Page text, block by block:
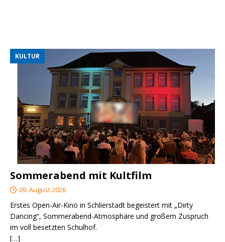
KULTUR
Sommerabend mit Kultfilm
09. August 2026
Erstes Open-Air-Kino in Schlierstadt begeistert mit „Dirty
Dancing“, Sommerabend-Atmosphäre und großem Zuspruch
im voll besetzten Schulhof.
[…]